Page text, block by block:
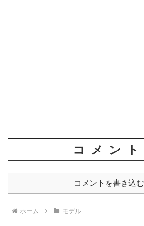
コメント
コメントを書き込む
ホーム モデル